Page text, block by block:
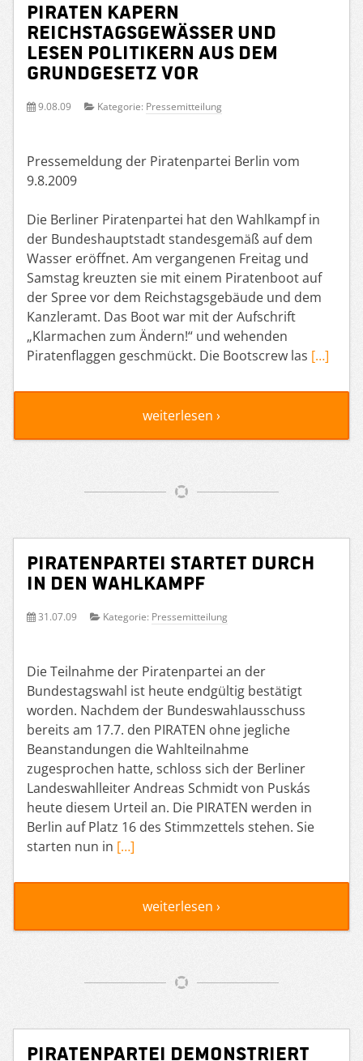
Piraten kapern
Reichstagsgewässer und
lesen Politikern aus dem
Grundgesetz vor
9.08.09 Kategorie: Pressemitteilung
Pressemeldung der Piratenpartei Berlin vom
9.8.2009
Die Berliner Piratenpartei hat den Wahlkampf in
der Bundeshauptstadt standesgemäß auf dem
Wasser eröffnet. Am vergangenen Freitag und
Samstag kreuzten sie mit einem Piratenboot auf
der Spree vor dem Reichstagsgebäude und dem
Kanzleramt. Das Boot war mit der Aufschrift
„Klarmachen zum Ändern!“ und wehenden
Piratenflaggen geschmückt. Die Bootscrew las […]
weiterlesen ›
Piratenpartei startet durch
in den Wahlkampf
31.07.09 Kategorie: Pressemitteilung
Die Teilnahme der Piratenpartei an der
Bundestagswahl ist heute endgültig bestätigt
worden. Nachdem der Bundeswahlausschuss
bereits am 17.7. den PIRATEN ohne jegliche
Beanstandungen die Wahlteilnahme
zugesprochen hatte, schloss sich der Berliner
Landeswahlleiter Andreas Schmidt von Puskás
heute diesem Urteil an. Die PIRATEN werden in
Berlin auf Platz 16 des Stimmzettels stehen. Sie
starten nun in […]
weiterlesen ›
Piratenpartei demonstriert